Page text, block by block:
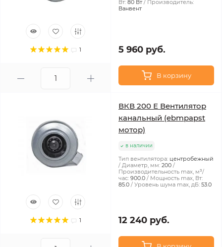
1
Вт: 80 Вт
Производитель:
Ванвент
5 960 руб.
В корзину
1
ВКВ 200 Е Вентилятор
канальный (ebmpapst
мотор)
в наличии
Тип вентилятора: центробежный
Диаметр, мм: 200
Производительность max, м³/
час: 900.0
Мощность max, Вт:
85.0
Уровень шума max, дБ: 53.0
12 240 руб.